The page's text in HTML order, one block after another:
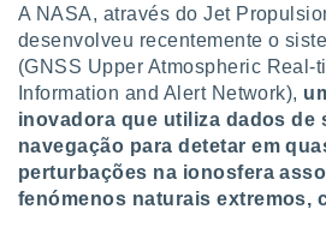
lhe
e
com
Pode
na nossa
e
A NASA, através do Jet
desenvolveu recentemente o
(GNSS Upper Atmospheric Real-
Information and Alert Network),
inovadora que utiliza dados de
navegação para detetar em
perturbações na ionosfera
fenómenos naturais extremos,